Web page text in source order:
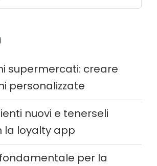
supermercati: creare
personalizzate
nuovi e tenerseli
la loyalty app
per la